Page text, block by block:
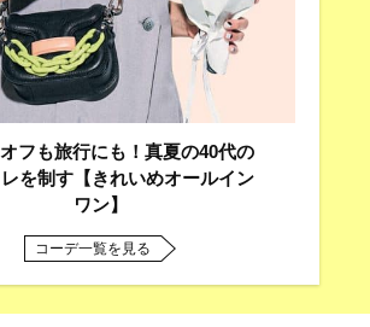
フも旅行にも！真夏の40代の
を制す【きれいめオールイン
ワン】
コーデ一覧を見る